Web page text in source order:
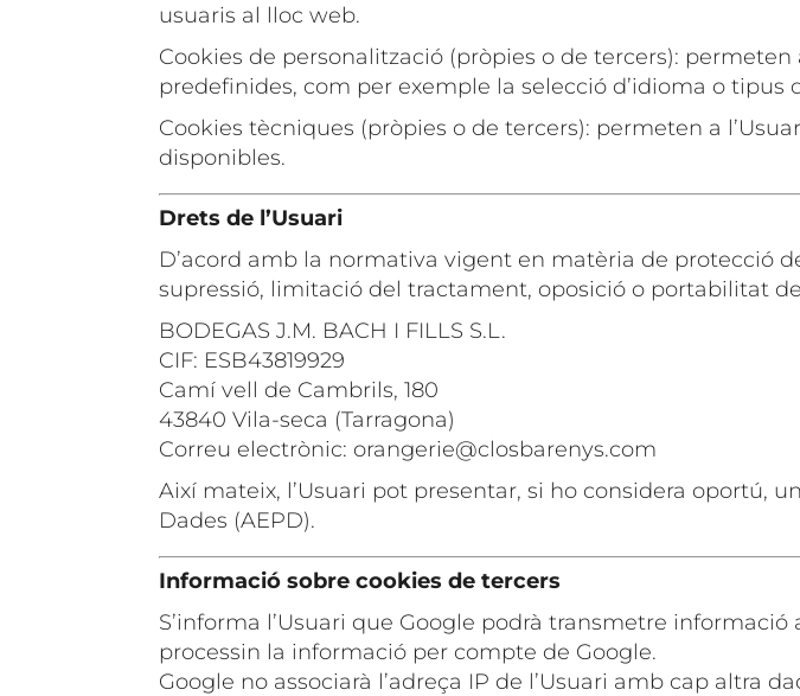
usuaris al lloc web.
Cookies de personalització (pròpies o de tercers):
predefinides, com per exemple la selecció d’idioma o tipus
Cookies tècniques (pròpies o de tercers): permeten a
disponibles.
Drets de l’Usuari
D’acord amb la normativa vigent en matèria de protecció
supressió, limitació del tractament, oposició o portabilitat
BODEGAS J.M. BACH I FILLS S.L.
CIF: ESB43819929
Camí vell de Cambrils, 180
43840 Vila-seca (Tarragona)
Correu electrònic: orangerie@closbarenys.com
Així mateix, l’Usuari pot presentar, si ho considera oportú,
Dades (AEPD).
Informació sobre cookies de tercers
S’informa l’Usuari que Google podrà transmetre
processin la informació per compte de Google.
Google no associarà l’adreça IP de l’Usuari amb cap